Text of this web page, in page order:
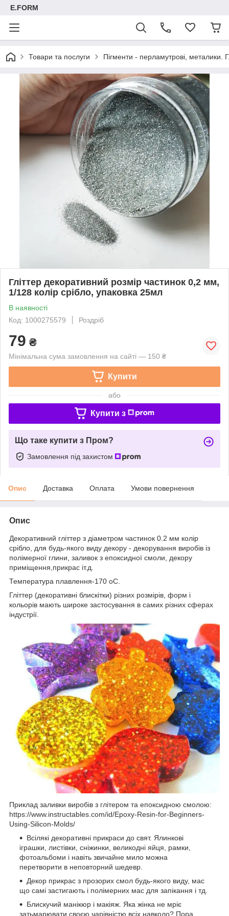
E.FORM
Товари та послуги Пігменти - перламутрові, металики.
Гліттер декоративний розмір частинок 0,2 мм,
1/128 колір срібло, упаковка 25мл
В наявності
Код: 1000275579
Роздріб
79 ₴
Мінімальна сума замовлення на сайті — 150 ₴
Купити
або
Купити з
Що таке купити з Пром?
Замовлення під захистом
Опис Доставка Оплата Умови повернення
Опис
Декоративний гліттер з діаметром частинок 0.2 мм колір
срібло, для будь-якого виду декору - декорування виробів із
полімерної глини, заливок з епоксидної смоли, декору
приміщення,прикрас іт.д.
Температура плавлення-170 оС.
Гліттер (декоративні блискітки) різних розмірів, форм і
кольорів мають широке застосування в самих різних сферах
індустрії.
Приклад заливки виробів з глітером та епоксидною смолою:
https://www.instructables.com/id/Epoxy-Resin-for-Beginners-
Using-Silicon-Molds/
Всілякі декоративні прикраси до свят. Ялинкові
іграшки, листівки, сніжинки, великодні яйця, рамки,
фотоальбоми і навіть звичайне мило можна
перетворити в неповторний шедевр.
Декор прикрас з прозорих смол будь-якого виду, мас
що самі застигають і полімерних мас для запікання і тд.
Блискучий манікюр і макіяж. Яка жінка не мріє
затьмарювати своєю чарівністю всіх навколо? Пора